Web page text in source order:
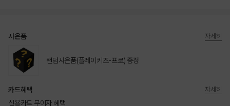
사은품
랜덤사은품(플레이키즈-프로) 증정
자세히
카드혜택
신용카드 무이자 혜택
자세히